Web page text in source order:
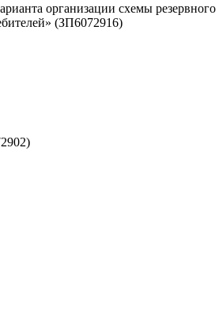
организации схемы
(ЗП6072916)